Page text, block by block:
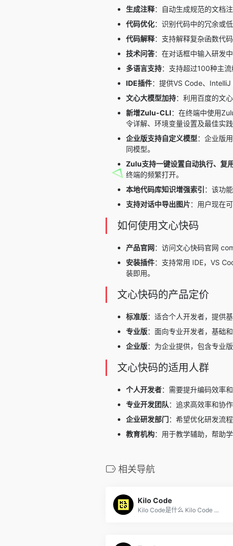
生成注释：自动生成规范的文档
代码优化：识别代码中的冗余或
代码解释：支持解释复杂函数代
技术问答：在对话框中输入研发
多语言支持：支持超过100种主
IDE插件：提供VS Code、
文心大模型加持：利用百度的文
新增Zulu-CLI：在终端中使用
令详解、环境变量设置及最佳实践
企业版支持自定义模型：企业版
同模型。
Zulu支持一键设置自动执行、复
终端的频繁打开。
本地代码库知识增强索引 ：该功
支持对话中导出图片：用户现在
如何使用文心快码
产品官网：访问文心快码官网
安装插件：支持常用 IDE，VS
装即用。
文心快码的产品定价
标准版：适合个人开发者，提供
专业版：面向专业开发者，基础
企业版：为企业提供，包含专业
文心快码的适用人群
个人开发者：需要提升编码效率
专业开发团队：追求高效率和协
企业研发部门：希望优化研发流
教育机构：用于教学辅助，帮助
相关导航
Kilo Code
Kilo Code是什么 Kilo Code ...